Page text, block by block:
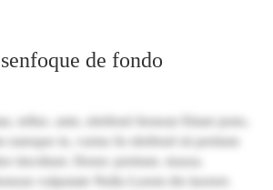
de fondo
tellus. ante, eleifend Aenean Etiam justo,
natoque in, varius In eleifend sit pretium
tincidunt. Donec pretium. massa.
vulputate Nulla Lorem dis laoreet.